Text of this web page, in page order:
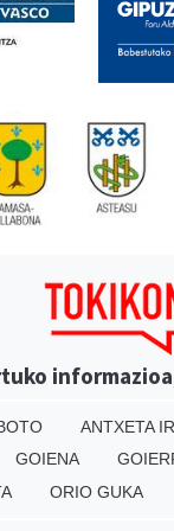
ANTXETA
GOIENA
ORIO GUKA